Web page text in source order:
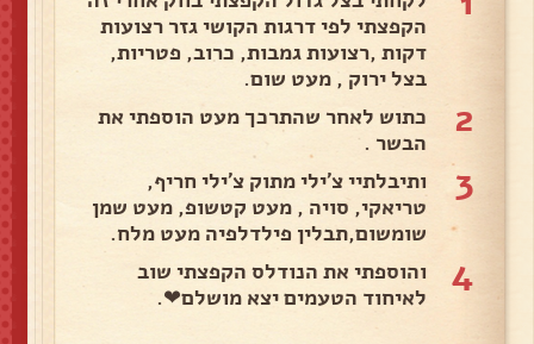
הקפצתי לפי דרגות הקושי גזר רצועות
דקות ,רצועות גמבות, כרוב, פטריות,
בצל ירוק , מעט שום.
2
כתוש לאחר שהתרכך מעט הוספתי את
הבשר .
3
ותיבלתיי צ'ילי מתוק צ'ילי חריף,
טריאקי, סויה , מעט קטשופ, מעט שמן
שומשום,תבלין פילדלפיה מעט מלח.
4
והוספתי את הנודלס הקפצתי שוב
לאיחוד הטעמים יצא מושלם❤.